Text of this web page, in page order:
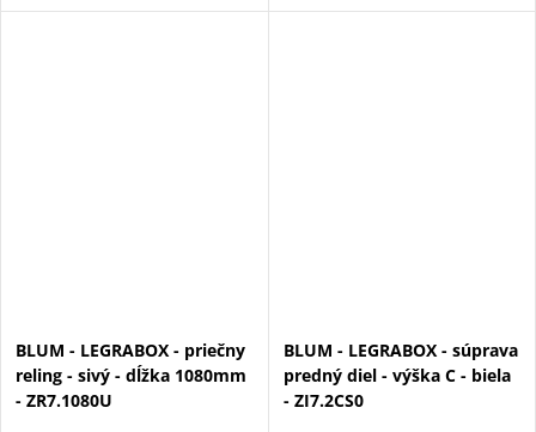
BLUM - LEGRABOX - priečny
reling - sivý - dĺžka 1080mm
- ZR7.1080U
BLUM - LEGRABOX - súprava
predný diel - výška C - biela
- ZI7.2CS0